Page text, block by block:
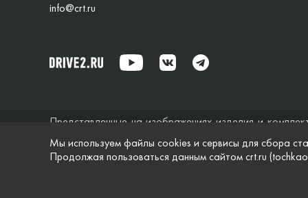
info@crt.ru
Представленные на изображениях изделия и
исключительно справочный характер и ни при каких
не дает гарантий по поводу своевременности,
характеристики и комплектация изделий, указанные
Мы используем файлы cookies и сервисы для сбора
Продолжая пользоваться данным сайтом crt.ru